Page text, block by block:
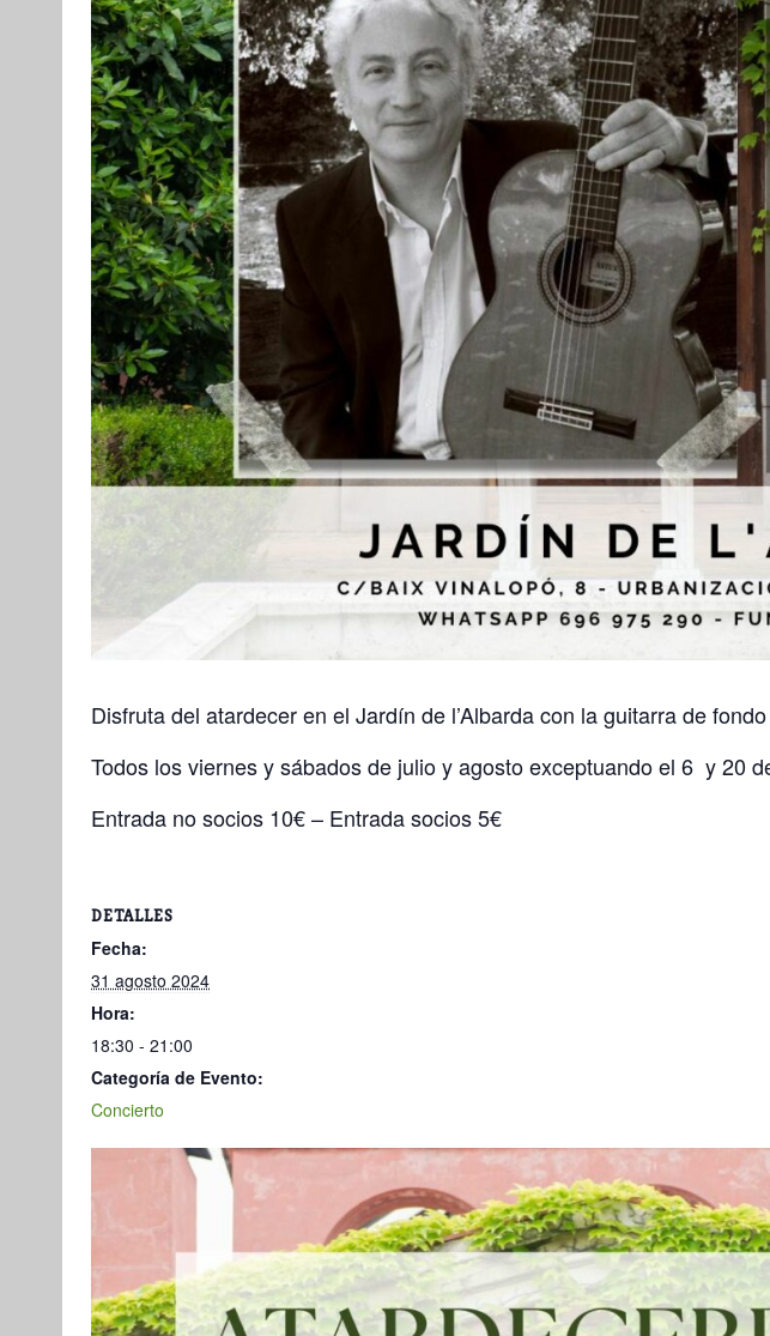
Disfruta del atardecer en el Jardín de l’Albarda con la guitarra de
Todos los viernes y sábados de julio y agosto exceptuando el 6 y 20
Entrada no socios 10€ – Entrada socios 5€
DETALLES
Fecha:
31 agosto 2024
Hora:
18:30 - 21:00
Categoría de Evento:
Concierto